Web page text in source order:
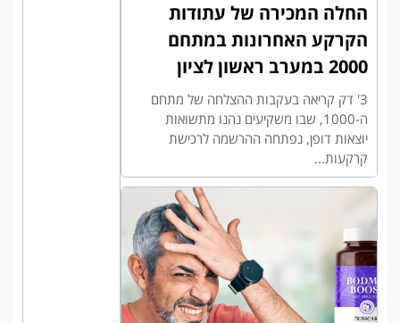
החלה המכירה של עתודות
הקרקע האחרונות במתחם
2000 במערב ראשון לציון
3' דק קריאה בעקבות ההצלחה של מתחם
ה-1000, שבו משקיעים נהנו מתשואות
יוצאות דופן, נפתחה ההרשמה לרכישת
קרקעות...